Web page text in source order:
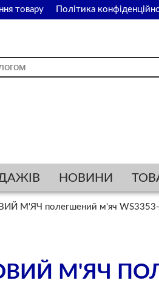
товару Політика
НОВИНИ
М'ЯЧ полегшений м'яч
М'ЯЧ